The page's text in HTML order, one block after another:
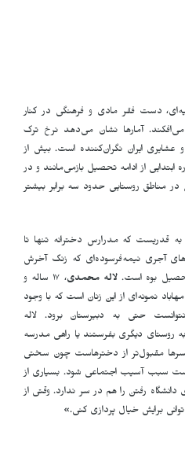
دست فقر مادی و فرهنگی در کنار
آمارها نشان می‌دهد نرخ ترک
ایران نگران‌کننده است. بیش از
ابتدایی از ادامه تحصیل بازمی‌مانند و در
تحصیل در مناطق روستایی حدود سه برابر بیشتر
به قدریست که مدرارس دخترانه تنها تا
آجری نیمه‌فرسوده‌ای که زنگ آخرش
تحصیل بوه است.لاله محمدی
، ۱۷ ساله و
نمونه‌ای از این زنان است که با وجود
حتی به دبیرستان برود. لاله
روستای دیگری بفرستند یا راهی مدرسه
پسرها مقبول‌تر از دخترهاست چون سختی
سبب آسیب اجتماعی شود. بسیاری از
رفتن را هم در سر ندارد. وقتی از
برایش خیال پردازی کنی.»